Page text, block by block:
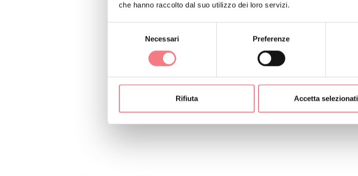
che hanno raccolto dal suo utilizzo dei loro servizi.
Necessari Preferenze
Rifiuta Accetta selezionati